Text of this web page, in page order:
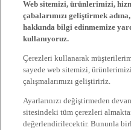
Web sitemizi, ürünlerimizi,
çabalarımızı geliştirmek
hakkında bilgi edinmemize
kullanıyoruz.
Çerezleri kullanarak
sayede web sitemizi,
çalışmalarımızı geliştiririz.
Ayarlarınızı değiştirmeden
sitesindeki tüm çerezleri
değerlendirilecektir. Bununla